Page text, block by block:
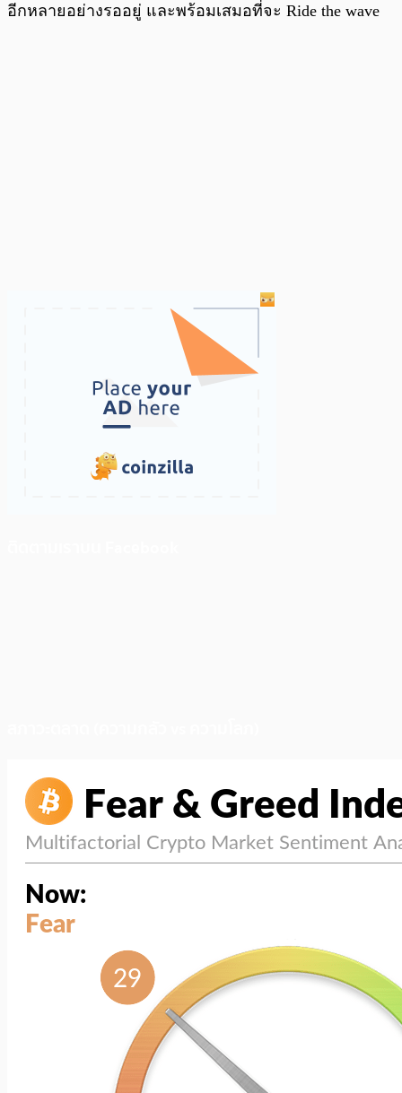
อีกหลายอย่างรออยู่ และพร้อมเสมอที่จะ Ride the wave